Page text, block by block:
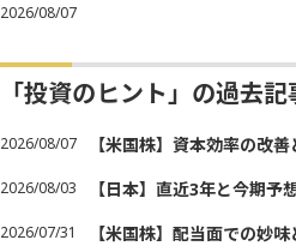
2026/08/07
「投資のヒント」の過去
2026/08/07 【米国株】資本効率の改
2026/08/03 【日本】直近3年と今期
2026/07/31 【米国株】配当面での妙